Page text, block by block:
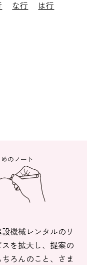
な行
は行
のノート
機械レンタルのリ
を拡大し、提案の
ろんのこと、さま